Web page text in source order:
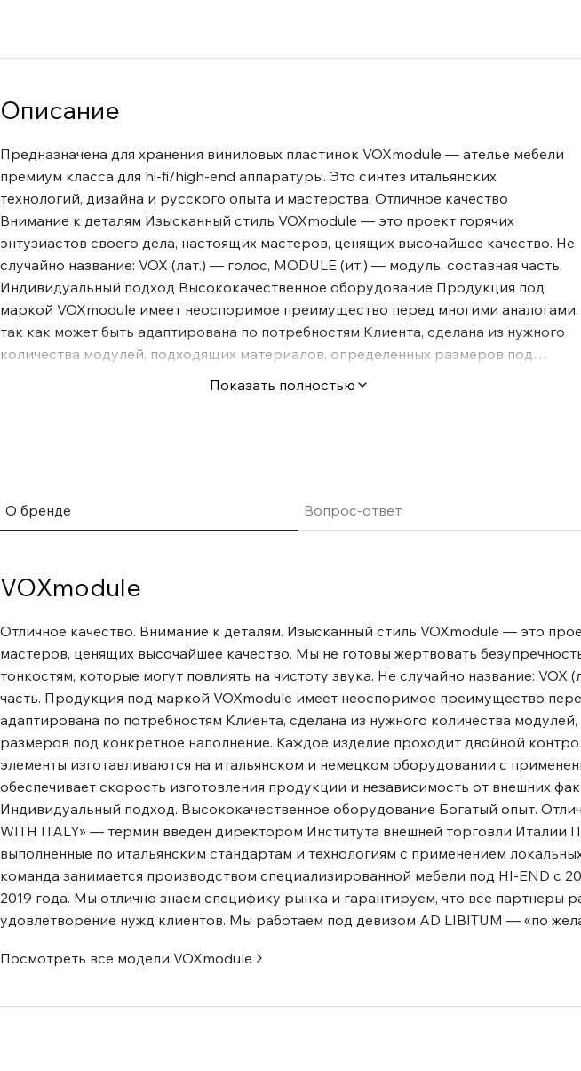
Описание
Предназначена для хранения виниловых пластинок VOXmodule — ателье мебели
премиум класса для hi-fi/high-end аппаратуры. Это синтез итальянских
технологий, дизайна и русского опыта и мастерства. Отличное качество
Внимание к деталям Изысканный стиль VOXmodule — это проект горячих
энтузиастов своего дела, настоящих мастеров, ценящих высочайшее качество. Не
случайно название: VOX (лат.) — голос, MODULE (ит.) — модуль, составная часть.
Индивидуальный подход Высококачественное оборудование Продукция под
маркой VOXmodule имеет неоспоримое преимущество перед многими аналогами,
так как может быть адаптирована по потребностям Клиента, сделана из нужного
количества модулей, подходящих материалов, определенных размеров под
конкретное наполнение. Каждое изделие проходит двойной контроль и ручную
МДФ 27мм. Цвет:, слоновая кость (возможные цвета: американский орех, венге,
ясень, черный дуб, белый)
Показать полностью
О бренде Вопрос-ответ
VOXmodule
Отличное качество. Внимание к деталям. Изысканный стиль VOXmodule — это
мастеров, ценящих высочайшее качество. Мы не готовы жертвовать
тонкостям, которые могут повлиять на чистоту звука. Не случайно название:
часть. Продукция под маркой VOXmodule имеет неоспоримое преимущество
адаптирована по потребностям Клиента, сделана из нужного количества
размеров под конкретное наполнение. Каждое изделие проходит двойной
элементы изготавливаются на итальянском и немецком оборудовании с
обеспечивает скорость изготовления продукции и независимость от внешних
Индивидуальный подход. Высококачественное оборудование Богатый опыт.
WITH ITALY» — термин введен директором Института внешней торговли Италии
выполненные по итальянским стандартам и технологиям с применением
команда занимается производством специализированной мебели под HI-END с
2019 года. Мы отлично знаем специфику рынка и гарантируем, что все партнеры
удовлетворение нужд клиентов. Мы работаем под девизом AD LIBITUM — «по
Посмотреть все модели VOXmodule